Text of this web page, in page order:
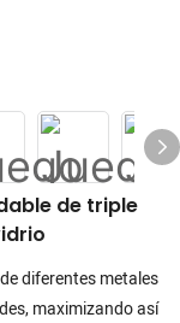
de triple
diferentes metales
maximizando así